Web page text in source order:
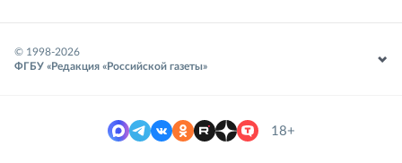
© 1998-2026
ФГБУ «Редакция «Российской газеты»
18+